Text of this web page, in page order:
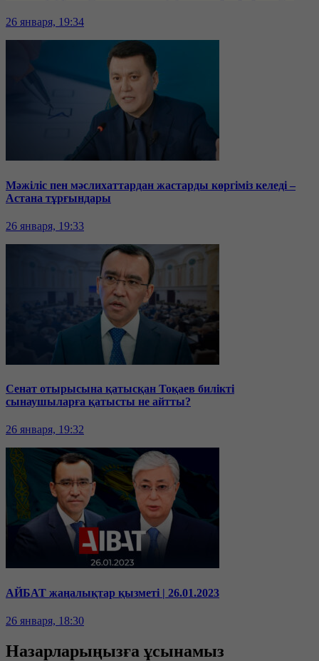
26 января, 19:34
Мәжіліс пен мәслихаттардан жастарды көргіміз келеді –
Астана тұрғындары
26 января, 19:33
Сенат отырысына қатысқан Тоқаев билікті
сынаушыларға қатысты не айтты?
26 января, 19:32
АЙБАТ жаңалықтар қызметі | 26.01.2023
26 января, 18:30
Назарларыңызға ұсынамыз